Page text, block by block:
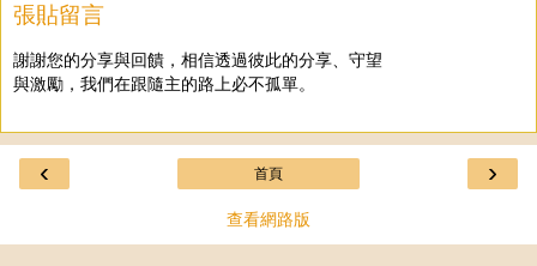
張貼留言
謝謝您的分享與回饋，相信透過彼此的分享、守望
與激勵，我們在跟隨主的路上必不孤單。
‹ ›
首頁
查看網路版